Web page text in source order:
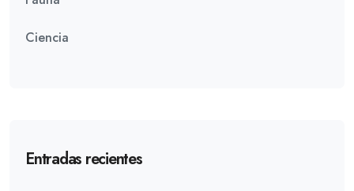
Ciencia
Entradas recientes